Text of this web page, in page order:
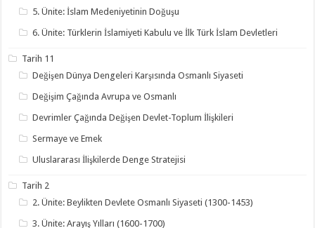
5. Ünite: İslam Medeniyetinin Doğuşu
6. Ünite: Türklerin İslamiyeti Kabulu ve İlk Türk İslam Devletleri
Tarih 11
Değişen Dünya Dengeleri Karşısında Osmanlı Siyaseti
Değişim Çağında Avrupa ve Osmanlı
Devrimler Çağında Değişen Devlet-Toplum İlişkileri
Sermaye ve Emek
Uluslararası İlişkilerde Denge Stratejisi
Tarih 2
2. Ünite: Beylikten Devlete Osmanlı Siyaseti (1300-1453)
3. Ünite: Arayış Yılları (1600-1700)